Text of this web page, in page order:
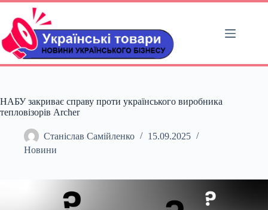
Перейти
вмісту
НАБУ закриває справу проти українського виробника
тепловізорів Archer
Станіслав Самійленко
15.09.2025
Новини